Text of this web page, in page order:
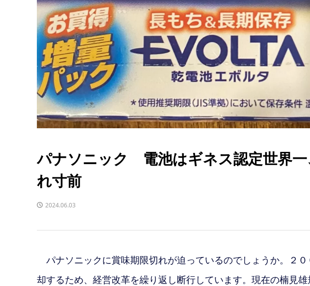
パナソニック 電池はギネス認定世界一
れ寸前
2024.06.03
パナソニックに賞味期限切れが迫っているのでしょうか。２
却するため、経営改革を繰り返し断行しています。現在の楠見